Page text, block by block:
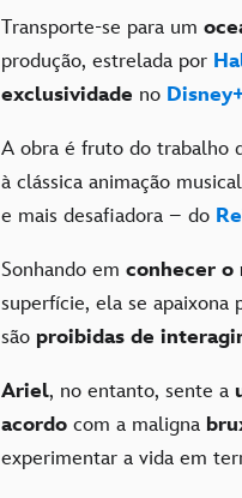
Transporte-se para um
produção, estrelada por
exclusividade no
A obra é fruto do trabalho
à clássica animação
e mais desafiadora – do
Sonhando em conhecer o
superfície, ela se apaixona
são proibidas de
Ariel, no entanto, sente a
acordo com a maligna
experimentar a vida em